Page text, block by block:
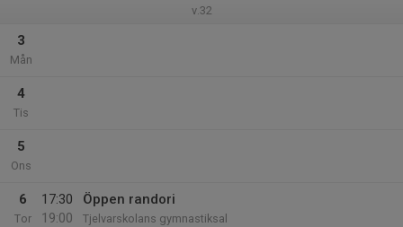
v.32
3
Mån
4
Tis
5
Ons
6
Tor
17:30
19:00
Öppen randori
Tjelvarskolans gymnastiksal